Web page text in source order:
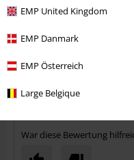
EMP United Kingdom
EMP Danmark
EMP Österreich
Large Belgique
Passform
War diese Bewertung